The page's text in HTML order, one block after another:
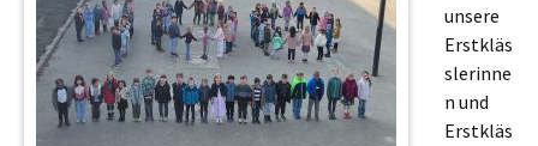
unsere
Erstkläs
slerinne
n und
Erstkläs